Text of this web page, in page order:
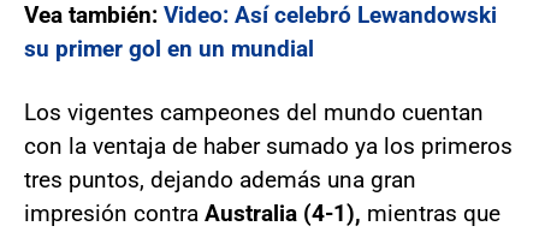
Vea también: Video: Así celebró Lewandowski
su primer gol en un mundial
Los vigentes campeones del mundo cuentan
con la ventaja de haber sumado ya los primeros
tres puntos, dejando además una gran
impresión contra Australia (4-1), mientras que